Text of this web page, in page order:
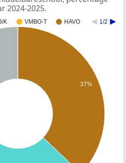
2024-2025.
K VMBO-T HAVO 1/2
37%